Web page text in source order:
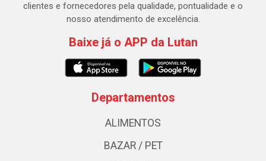
clientes e fornecedores pela qualidade, pontualidade e o
nosso atendimento de excelência.
Baixe já o APP da Lutan
Departamentos
ALIMENTOS
BAZAR / PET